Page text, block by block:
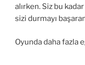
alırken. Siz bu
sizi durmayı
Oyunda daha fazla